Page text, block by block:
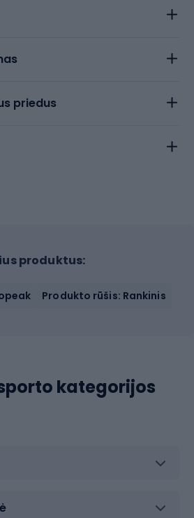
priedus
produktus:
Produkto rūšis: Rankinis
kategorijos